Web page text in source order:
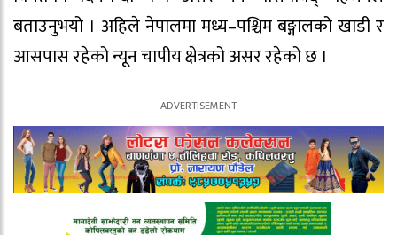
बताउनुभयो । अहिले नेपालमा मध्य–पश्चिम बङ्गालको खाडी र
आसपास रहेको न्यून चापीय क्षेत्रको असर रहेको छ ।